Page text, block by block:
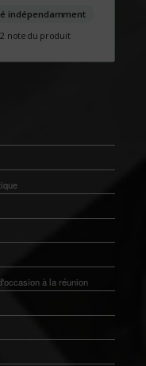
indépendamment
note du produit
à la réunion